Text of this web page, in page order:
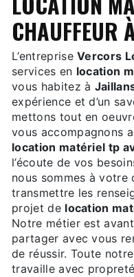
CHAUFFEUR
L’entrepriseVercors
services en location
vous habitez à
expérience et d’un
mettons tout en
vous accompagnons
location matériel tp
l’écoute de vos
nous sommes à
transmettre les
projet de location
Notre métier est
partager avec vous
de réussir. Toute
travaille avec